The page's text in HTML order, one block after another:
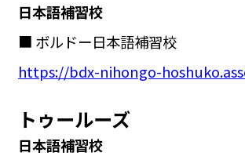
日本語補習校
■ ボルドー日本語補習校
https://bdx-nihongo-
トゥールーズ
日本語補習校